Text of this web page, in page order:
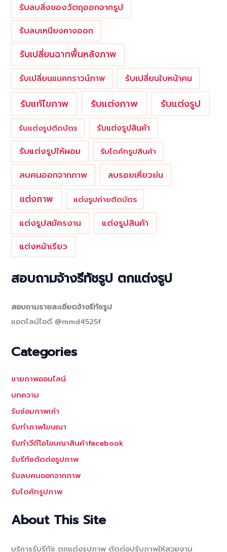
รับลบสิ่งของวัตถุออกจากรูป
รับลบเหนียงคางออก
รับเปลี่ยนฉากพื้นหลังภาพ
รับเปลี่ยนแบคกราวน์ภาพ รับเปลี่ยนใบหน้าคน
รับแก้ไขภาพ รับแต่งภาพ รับแต่งรูป
รับแต่งรูปติดบัตร รับแต่งรูปสินค้า
รับแต่งรูปให้ผอม รับไดคัทรูปสินค้า
ลบคนออกจากภาพ ลบรอยเหี่ยวย่น
แต่งภาพ แต่งรูปถ่ายติดบัตร
แต่งรูปสมัครงาน
แต่งรูปสินค้า
แต่งหน้าเรียว
สอบถามจ้างรีทัชรูป ตกแต่งรูป
สอบถามรายละเอียดจ้างรีทัชรูป
แอดไลน์ไอดี @mmd4525f
Categories
ขายภาพออนไลน์
บทความ
รับซ่อมภาพเก่า
รับทำภาพโฆษณา
รับทำวีดีโอโฆษณาสินค้าfacebook
รับรีทัชตัดต่อรูปภาพ
รับลบคนออกจากภาพ
รับไดคัทรูปภาพ
About This Site
บริการรับรีทัช ตกแต่งรูปภาพ ตัดต่อปรับภาพให้สวยงาม